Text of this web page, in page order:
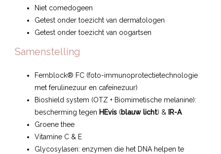
Niet comedogeen
Getest onder toezicht van dermatologen
Getest onder toezicht van oogartsen
Samenstelling
Fernblock® FC (foto-immunoprotectietechnologie
met ferulinezuur en cafeïnezuur)
Bioshield system (OTZ + Biomimetische melanine):
bescherming tegen HEvis (blauw licht) &
IR-A
Groene thee
Vitamine C & E
Glycosylasen: enzymen die het DNA helpen te